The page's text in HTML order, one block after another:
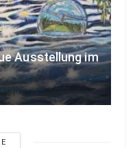
Ausstellung im